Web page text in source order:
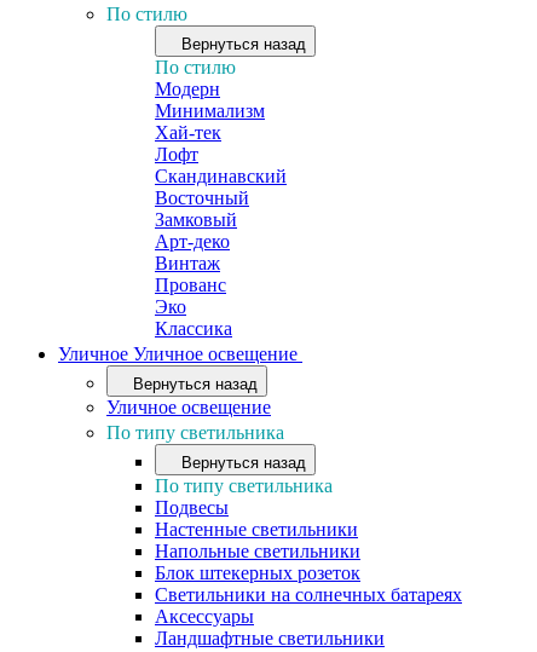
По стилю
Вернуться назад
По стилю
Модерн
Минимализм
Хай-тек
Лофт
Скандинавский
Восточный
Замковый
Арт-деко
Винтаж
Прованс
Эко
Классика
Уличное Уличное освещение
Вернуться назад
Уличное освещение
По типу светильника
Вернуться назад
По типу светильника
Подвесы
Настенные светильники
Напольные светильники
Блок штекерных розеток
Светильники на солнечных батареях
Аксессуары
Ландшафтные светильники